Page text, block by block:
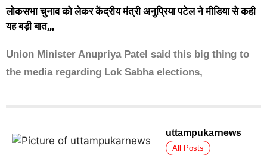
लोकसभा चुनाव को लेकर केंद्रीय मंत्री अनुप्रिया पटेल ने मीडिया से कही
यह बड़ी बात,,,
Union Minister Anupriya Patel said this big thing to
the media regarding Lok Sabha elections,
uttampukarnews
All Posts